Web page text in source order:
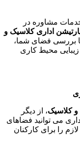
مشاوره در
اداری کلاسیک و
بررسی فضای شما،
زیبایی محیط کاری
کلاسیک، از دیگر
می توانید فضاهای
را برای کارکنان